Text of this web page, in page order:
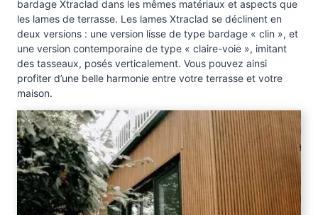
bardage Xtraclad dans les mêmes matériaux et aspects que
les lames de terrasse. Les lames Xtraclad se déclinent en
deux versions : une version lisse de type bardage « clin », et
une version contemporaine de type « claire-voie », imitant
des tasseaux, posés verticalement. Vous pouvez ainsi
profiter d’une belle harmonie entre votre terrasse et votre
maison.